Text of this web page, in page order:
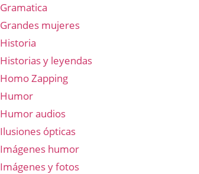
Gramatica
Grandes mujeres
Historia
Historias y leyendas
Homo Zapping
Humor
Humor audios
Ilusiones ópticas
Imágenes humor
Imágenes y fotos